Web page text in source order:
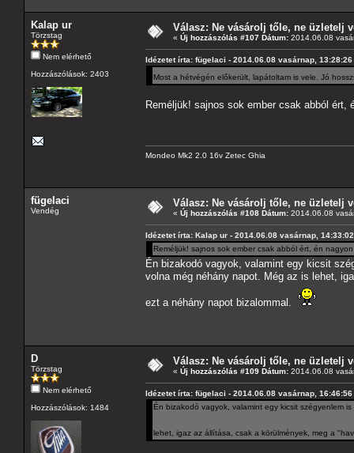
Kalap ur
Törzstag
Nem elérhető
Hozzászólások: 2403
Válasz: Ne vásárolj tőle, ne üzletelj
« Új hozzászólás #107 Dátum: 2014.06.08
Idézetet írta: fügelaci - 2014.06.08 vasárnap, 13:28:26
Most a hétvégén előkerült, lapátoltam is vele. Jó
Reméljük! sajnos sok ember csak abból ért,
Mondeo Mk2 2.0 16v Zetec Ghia
fügelaci
Vendég
Válasz: Ne vásárolj tőle, ne üzletelj
« Új hozzászólás #108 Dátum: 2014.06.08
Idézetet írta: Kalap ur - 2014.06.08 vasárnap, 14:33:02
Reméljük! sajnos sok ember csak abból ért, én
Én bizakodó vagyok, valamint egy kicsit
volna még néhány napot. Még az is lehet,
ezt a néhány napot bizalommal.
D
Törzstag
Nem elérhető
Hozzászólások: 1484
Válasz: Ne vásárolj tőle, ne üzletelj
« Új hozzászólás #109 Dátum: 2014.06.08
Idézetet írta: fügelaci - 2014.06.08 vasárnap, 16:46:56
Én bizakodó vagyok, valamint egy kicsit szégyenlem
lehet, igaz az állítása, csak a körülmények, meg a